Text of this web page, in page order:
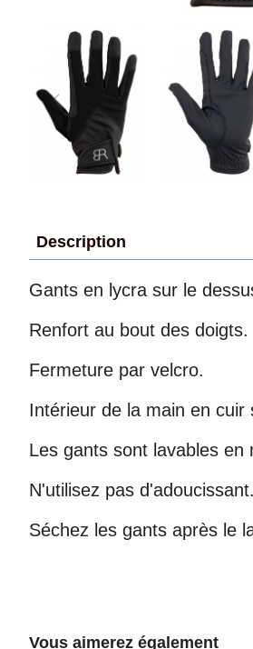
Description
Gants en lycra sur le
Renfort au bout des doigts.
Fermeture par velcro.
Intérieur de la main en cuir
Les gants sont lavables en
N'utilisez pas
Séchez les gants après le
Vous aimerez également